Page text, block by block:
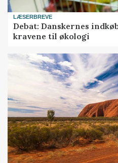
LÆSERBREVE
Debat: Danskernes
kravene til økologi